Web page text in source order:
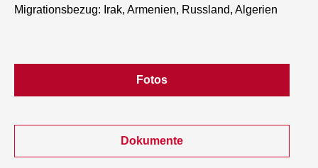
Migrationsbezug: Irak, Armenien, Russland, Algerien
Fotos
Dokumente